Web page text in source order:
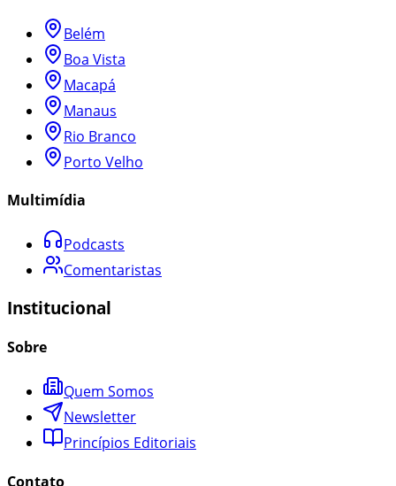
Belém
Boa Vista
Macapá
Manaus
Rio Branco
Porto Velho
Multimídia
Podcasts
Comentaristas
Institucional
Sobre
Quem Somos
Newsletter
Princípios Editoriais
Contato